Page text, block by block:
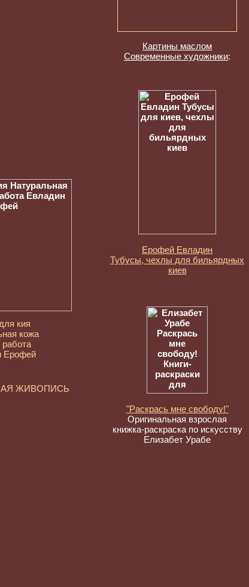
кия
кожа
Ерофей
ЖИВОПИСЬ
Картины маслом
Современные художники:
Ерофей Евладин
Тубусы, чехлы для бильярдных
киев
"Раскрась мне свободу!"
Оригинальная взрослая
книжка-раскраска по искусству
Елизабет Урабе